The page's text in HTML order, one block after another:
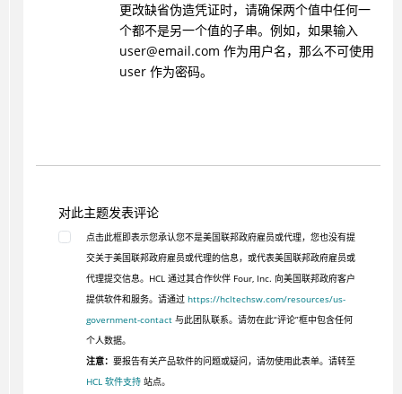
更改缺省伪造凭证时，请确保两个值中任何一
个都不是另一个值的子串。例如，如果输入
user@email.com 作为用户名，那么不可使用
user 作为密码。
对此主题发表评论
点击此框即表示您承认您不是美国联邦政府雇员或代理，您也没有提
交关于美国联邦政府雇员或代理的信息，或代表美国联邦政府雇员或
代理提交信息。HCL 通过其合作伙伴 Four, Inc. 向美国联邦政府客户
提供软件和服务。请通过 https://hcltechsw.com/resources/us-
government-contact与此团队联系。请勿在此“评论”框中包含任何
个人数据。
注意： 要报告有关产品软件的问题或疑问，请勿使用此表单。请转至
HCL 软件支持站点。